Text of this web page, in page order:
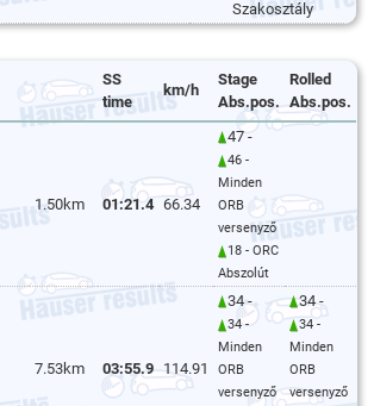
Szakosztály
SS
time
km/h
Stage
Abs.pos.
Rolled
Abs.pos.
1.50km 01:21.4 66.34
47 -
46 -
Minden
ORB
versenyző
18 - ORC
Abszolút
7.53km 03:55.9 114.91
34 -
34 -
Minden
ORB
versenyző
34 -
34 -
Minden
ORB
versenyző